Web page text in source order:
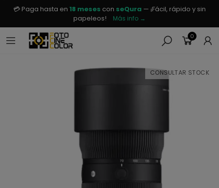
💳 Paga hasta en 18 meses con seQura — ¡Fácil, rápido y sin
papeleos!
Más info →
0
CONSULTAR STOCK